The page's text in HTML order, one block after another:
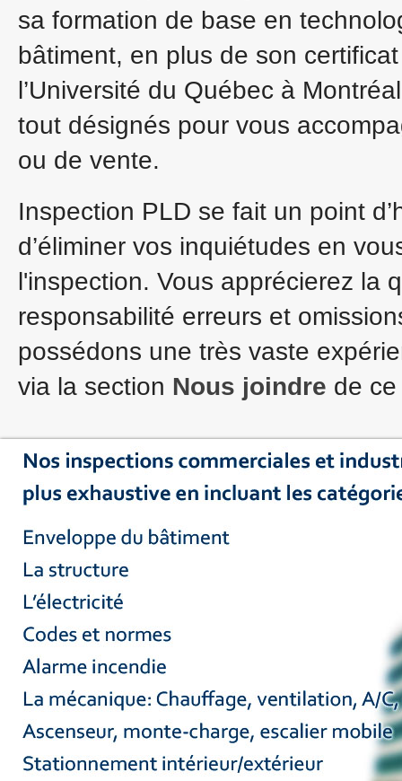
sa formation de base en
bâtiment, en plus de son
l’Université du Québec à
tout désignés pour vous
ou de vente.
Inspection PLD se fait un point
d’éliminer vos inquiétudes en
l'inspection. Vous apprécierez la
responsabilité erreurs et
possédons une très vaste
via la section Nous joindre de